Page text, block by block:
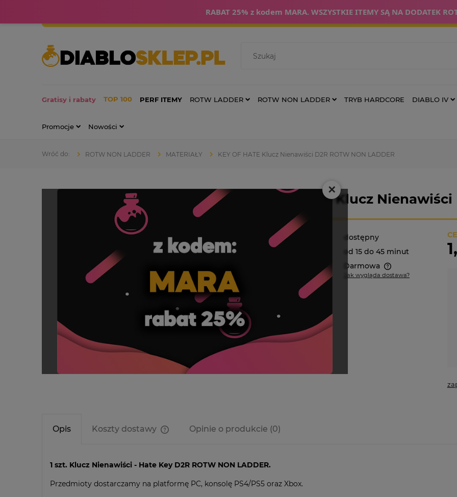
RABAT 25% z kodem MARA. WSZYSTKIE ITEMY SĄ NA DODATEK
Gratisy i rabaty PERF ITEMY ROTW LADDER ROTW NON LADDER TRYB HARDCORE DIABLO IV
Promocje Nowości
ROTW NON LADDER MATERIAŁY KEY OF HATE Klucz Nienawiści D2R ROTW NON LADDER
✕
KEY OF HATE Klucz
Dostępność:
dostępny
od 15 do 45 minut
Darmowa
Cena nie zawiera ewentualnych
kosztów płatności
Jak wygląda dostawa?
Opis Koszty dostawy
kosztów płatności
Opinie o produkcie (0)
1 szt. Klucz Nienawiści - Hate Key D2R ROTW NON LADDER.
Przedmioty dostarczamy na platformę PC, konsolę PS4/PS5 oraz Xbox.